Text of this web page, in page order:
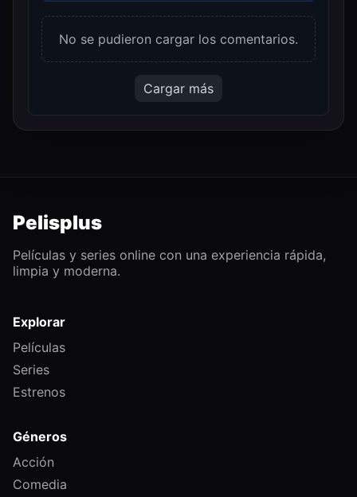
No se pudieron cargar los comentarios.
Cargar más
Pelisplus
Películas y series online con una experiencia rápida,
limpia y moderna.
Explorar
Películas
Series
Estrenos
Géneros
Acción
Comedia